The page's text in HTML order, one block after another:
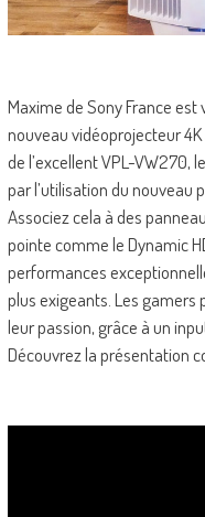
Maxime de Sony France
nouveau vidéoprojecteur
de l’excellent VPL-VW270, le
par l’utilisation du nouveau
Associez cela à des
pointe comme le Dynamic
performances
plus exigeants. Les
leur passion, grâce à un
Découvrez la présentation